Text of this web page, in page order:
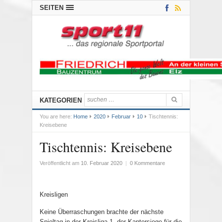
SEITEN
KATEGORIEN
You are here: Home 2020 Februar 10
Tischtennis:
Kreisebene
Tischtennis: Kreisebene
Veröffentlicht am 10. Februar 2020 0 Kommentare
Kreisligen
Keine Überraschungen brachte der nächste